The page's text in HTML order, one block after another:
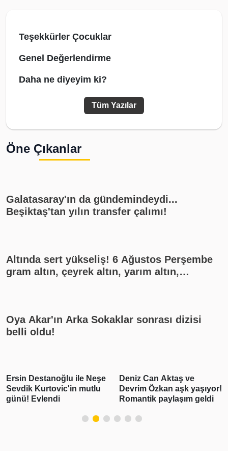
Teşekkürler Çocuklar
Genel Değerlendirme
Daha ne diyeyim ki?
Tüm Yazılar
Öne Çıkanlar
Galatasaray'ın da gündemindeydi...
Beşiktaş'tan yılın transfer çalımı!
Altında sert yükseliş! 6 Ağustos Perşembe
gram altın, çeyrek altın, yarım altın,
Oya Akar'ın Arka Sokaklar sonrası dizisi
belli oldu!
Ersin Destanoğlu ile Neşe
Sevdik Kurtovic'in mutlu
günü! Evlendi
Deniz Can Aktaş ve
Devrim Özkan aşk yaşıyor!
Romantik paylaşım geldi